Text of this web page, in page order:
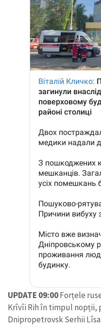
UPDATE 09:00Forțele
Krîvîi Rih în timpul
Dnipropetrovsk Serhii